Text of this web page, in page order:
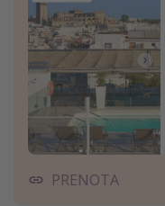
PRENOTA